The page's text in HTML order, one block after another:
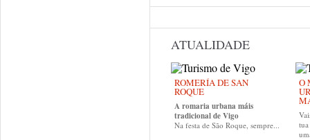
ATUALIDADE
ROMERÍA DE SAN
ROQUE
A romaria urbana máis
tradicional de Vigo
Na festa de São Roque, sempre...
O